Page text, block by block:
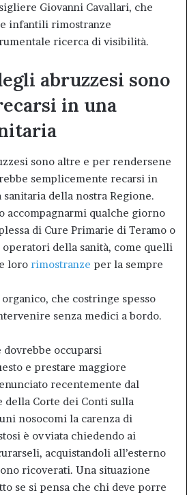
Giovanni Cavallari, che
infantili rimostranze
ricerca di visibilità.
abruzzesi sono
in una
sono altre e per rendersene
semplicemente recarsi in
della nostra Regione.
accompagnarmi qualche giorno
di Cure Primarie di Teramo o
della sanità, come quelli
loro rimostranze per la sempre
che costringe spesso
senza medici a bordo.
dovrebbe occuparsi
e prestare maggiore
recentemente dal
Corte dei Conti sulla
nosocomi la carenza di
è ovviata chiedendo ai
acquistandoli all’esterno
ricoverati. Una situazione
se si pensa che chi deve porre